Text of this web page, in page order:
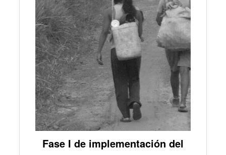
Fase I de implementación del